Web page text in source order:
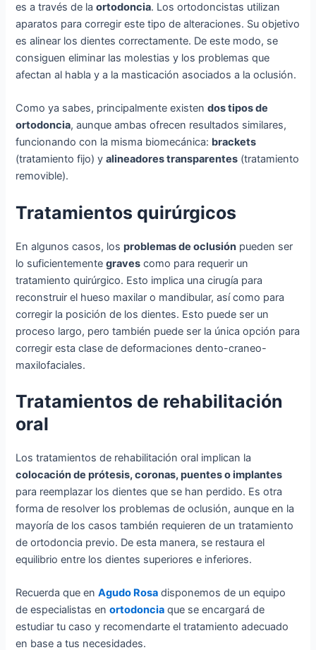
es a través de laortodoncia. Los ortodoncistas utilizan
aparatos para corregir este tipo de alteraciones. Su objetivo
es alinear los dientes correctamente. De este modo, se
consiguen eliminar las molestias y los problemas que
afectan al habla y a la masticación asociados a la oclusión.
Como ya sabes, principalmente existendos tipos de
ortodoncia, aunque ambas ofrecen resultados similares,
funcionando con la misma biomecánica: brackets
(tratamiento fijo) yalineadores transparentes (tratamiento
removible).
Tratamientos quirúrgicos
En algunos casos, losproblemas de oclusión pueden ser
lo suficientementegraves como para requerir un
tratamiento quirúrgico. Esto implica una cirugía para
reconstruir el hueso maxilar o mandibular, así como para
corregir la posición de los dientes. Esto puede ser un
proceso largo, pero también puede ser la única opción para
corregir esta clase de deformaciones dento-craneo-
maxilofaciales.
Tratamientos de rehabilitación
oral
Los tratamientos de rehabilitación oral implican la
colocación de prótesis, coronas, puentes o implantes
para reemplazar los dientes que se han perdido. Es otra
forma de resolver los problemas de oclusión, aunque en la
mayoría de los casos también requieren de un tratamiento
de ortodoncia previo. De esta manera, se restaura el
equilibrio entre los dientes superiores e inferiores.
Recuerda que enAgudo Rosa disponemos de un equipo
de especialistas enortodoncia que se encargará de
estudiar tu caso y recomendarte el tratamiento adecuado
en base a tus necesidades.